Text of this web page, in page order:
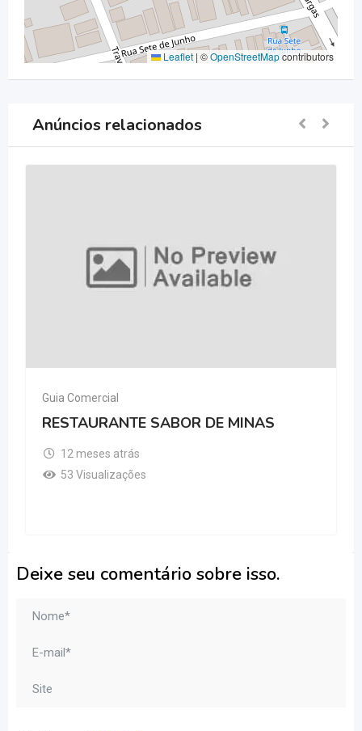
Leaflet | ©OpenStreetMapcontributors
Anúncios relacionados
Guia Comercial
RESTAURANTE SABOR DE MINAS
12 meses atrás
53 Visualizações
Deixe seu comentário sobre isso.